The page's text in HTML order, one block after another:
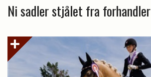
Ni sadler stjålet fra forhandler